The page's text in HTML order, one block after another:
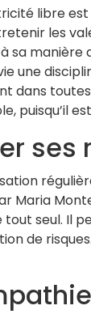
libre
les
sa manière
une
dans
puisqu’il
ses
Maria
seul. Il
de